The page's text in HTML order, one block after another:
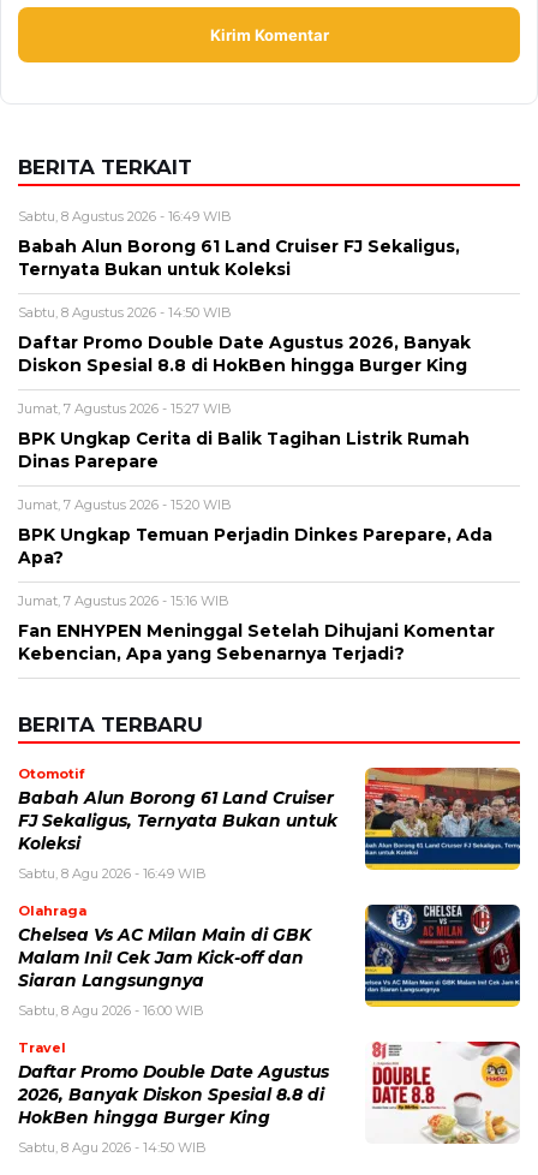
BERITA TERKAIT
Sabtu, 8 Agustus 2026 - 16:49 WIB
Babah Alun Borong 61 Land Cruiser FJ Sekaligus,
Ternyata Bukan untuk Koleksi
Sabtu, 8 Agustus 2026 - 14:50 WIB
Daftar Promo Double Date Agustus 2026, Banyak
Diskon Spesial 8.8 di HokBen hingga Burger King ‎
Jumat, 7 Agustus 2026 - 15:27 WIB
BPK Ungkap Cerita di Balik Tagihan Listrik Rumah
Dinas Parepare
Jumat, 7 Agustus 2026 - 15:20 WIB
BPK Ungkap Temuan Perjadin Dinkes Parepare, Ada
Apa?
Jumat, 7 Agustus 2026 - 15:16 WIB
Fan ENHYPEN Meninggal Setelah Dihujani Komentar
Kebencian, Apa yang Sebenarnya Terjadi?
BERITA TERBARU
Otomotif
Babah Alun Borong 61 Land Cruiser
FJ Sekaligus, Ternyata Bukan untuk
Koleksi
Sabtu, 8 Agu 2026 - 16:49 WIB
Olahraga
Chelsea Vs AC Milan Main di GBK
Malam Ini! Cek Jam Kick-off dan
Siaran Langsungnya
Sabtu, 8 Agu 2026 - 16:00 WIB
Travel
Daftar Promo Double Date Agustus
2026, Banyak Diskon Spesial 8.8 di
HokBen hingga Burger King ‎
Sabtu, 8 Agu 2026 - 14:50 WIB